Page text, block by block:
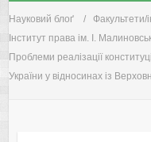
Науковий блоґ
Факультети/
Інститут права ім. І.
Проблеми реалізації
України у відносинах із